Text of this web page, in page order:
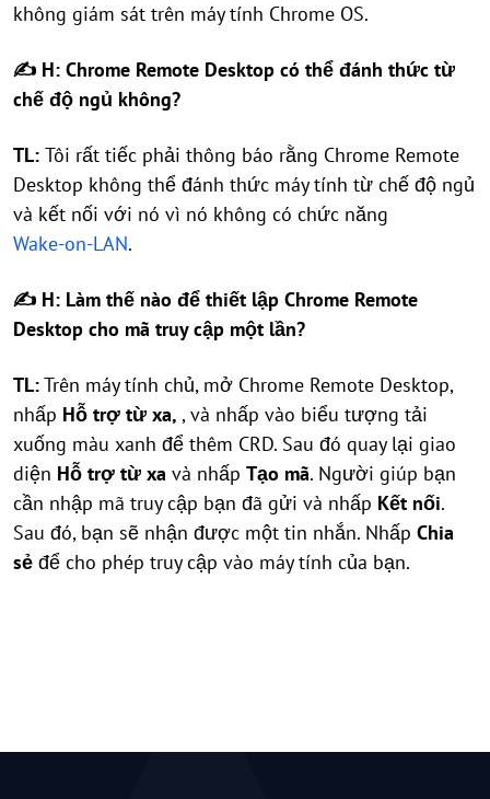
không giám sát trên máy tính Chrome OS.
✍ H: Chrome Remote Desktop có thể đánh thức từ
chế độ ngủ không?
TL: Tôi rất tiếc phải thông báo rằng Chrome Remote
Desktop không thể đánh thức máy tính từ chế độ ngủ
và kết nối với nó vì nó không có chức năng
Wake-on-LAN.
✍ H: Làm thế nào để thiết lập Chrome Remote
Desktop cho mã truy cập một lần?
TL:Trên máy tính chủ, mở Chrome Remote Desktop,
nhấp Hỗ trợ từ xa, , và nhấp vào biểu tượng tải
xuống màu xanh để thêm CRD. Sau đó quay lại giao
diện Hỗ trợ từ xa và nhấp Tạo mã. Người giúp bạn
cần nhập mã truy cập bạn đã gửi và nhấp Kết nối.
Sau đó, bạn sẽ nhận được một tin nhắn. Nhấp Chia
sẻ để cho phép truy cập vào máy tính của bạn.